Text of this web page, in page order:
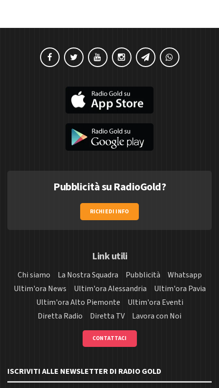
Pubblicità su RadioGold?
RICHIEDI INFO
Link utili
Chi siamo La Nostra Squadra Pubblicità
Whatsapp
Ultim'ora News
Ultim'ora Alessandria
Ultim'ora Pavia
Ultim'ora Alto Piemonte
Ultim'ora Eventi
Diretta Radio
Diretta TV Lavora con Noi
CONTATTACI
ISCRIVITI ALLE NEWSLETTER DI RADIO GOLD